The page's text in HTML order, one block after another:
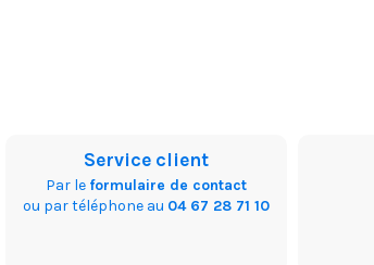
Service client
Par le formulaire de contact
ou par téléphone au 04 67 28 71 10